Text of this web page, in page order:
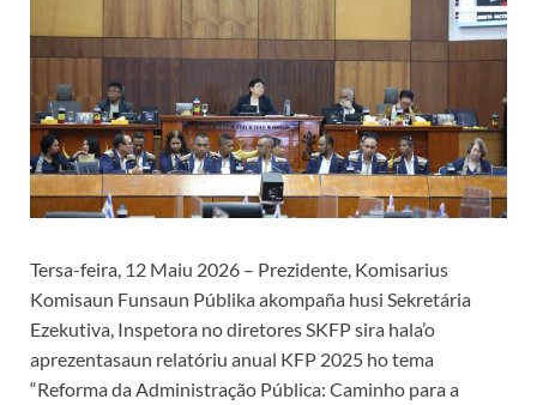
Tersa-feira, 12 Maiu 2026 – Prezidente, Komisarius
Komisaun Funsaun Públika akompaña husi Sekretária
Ezekutiva, Inspetora no diretores SKFP sira hala’o
aprezentasaun relatóriu anual KFP 2025 ho tema
“Reforma da Administração Pública: Caminho para a